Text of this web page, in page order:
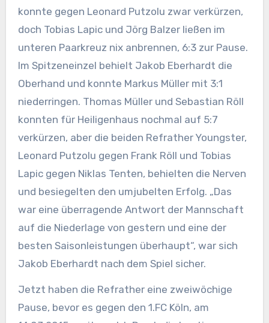
konnte gegen Leonard Putzolu zwar verkürzen,
doch Tobias Lapic und Jörg Balzer ließen im
unteren Paarkreuz nix anbrennen, 6:3 zur Pause.
Im Spitzeneinzel behielt Jakob Eberhardt die
Oberhand und konnte Markus Müller mit 3:1
niederringen. Thomas Müller und Sebastian Röll
konnten für Heiligenhaus nochmal auf 5:7
verkürzen, aber die beiden Refrather Youngster,
Leonard Putzolu gegen Frank Röll und Tobias
Lapic gegen Niklas Tenten, behielten die Nerven
und besiegelten den umjubelten Erfolg. „Das
war eine überragende Antwort der Mannschaft
auf die Niederlage von gestern und eine der
besten Saisonleistungen überhaupt“, war sich
Jakob Eberhardt nach dem Spiel sicher.
Jetzt haben die Refrather eine zweiwöchige
Pause, bevor es gegen den 1.FC Köln, am